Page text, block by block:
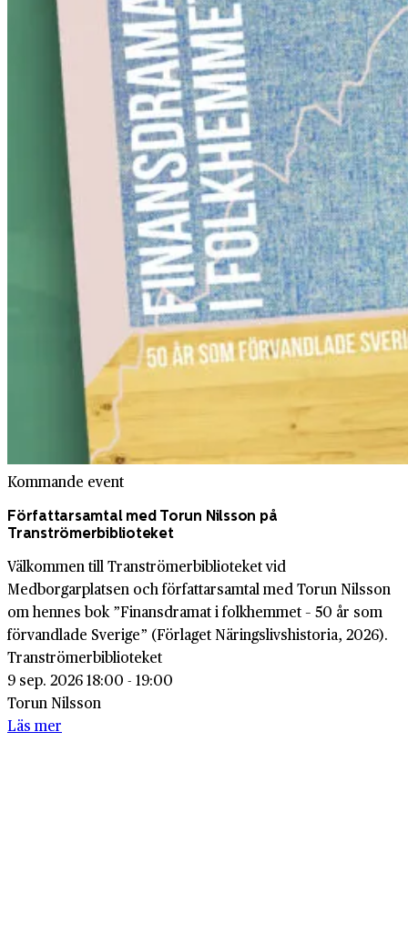
Kommande event
Författarsamtal med Torun Nilsson på
Tranströmerbiblioteket
Välkommen till Tranströmerbiblioteket vid
Medborgarplatsen och författarsamtal med Torun Nilsson
om hennes bok ”Finansdramat i folkhemmet – 50 år som
förvandlade Sverige” (Förlaget Näringslivshistoria, 2026).
Tranströmerbiblioteket
9 sep. 2026 18:00 - 19:00
Torun Nilsson
Läs mer